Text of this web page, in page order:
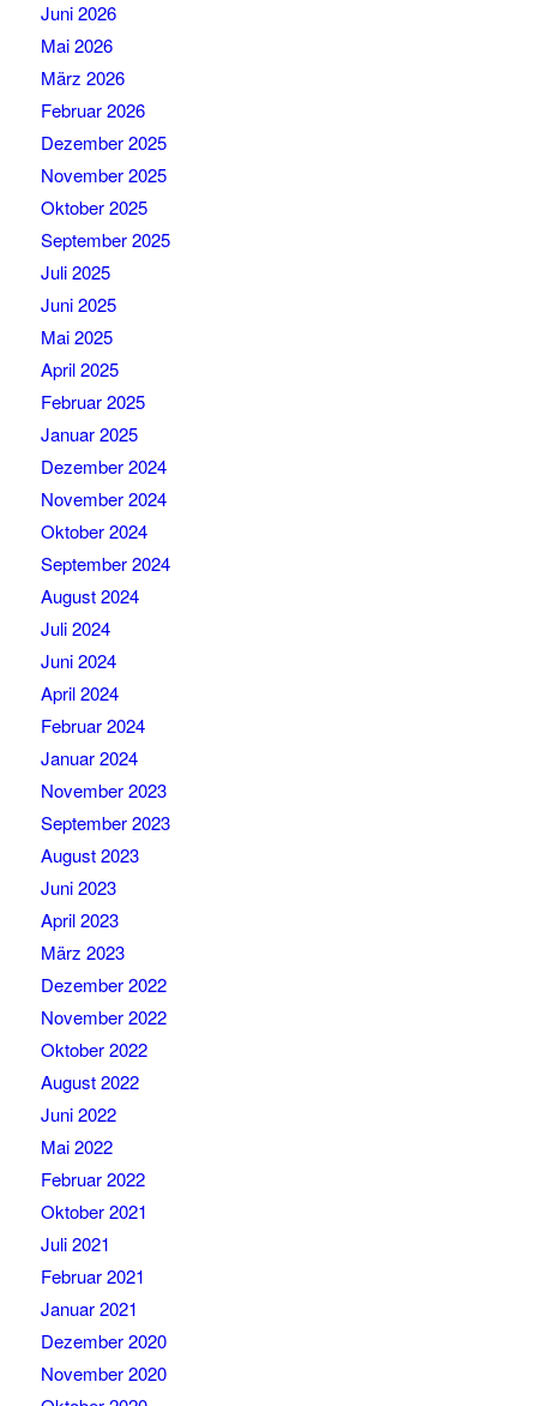
Juni 2026
Mai 2026
März 2026
Februar 2026
Dezember 2025
November 2025
Oktober 2025
September 2025
Juli 2025
Juni 2025
Mai 2025
April 2025
Februar 2025
Januar 2025
Dezember 2024
November 2024
Oktober 2024
September 2024
August 2024
Juli 2024
Juni 2024
April 2024
Februar 2024
Januar 2024
November 2023
September 2023
August 2023
Juni 2023
April 2023
März 2023
Dezember 2022
November 2022
Oktober 2022
August 2022
Juni 2022
Mai 2022
Februar 2022
Oktober 2021
Juli 2021
Februar 2021
Januar 2021
Dezember 2020
November 2020